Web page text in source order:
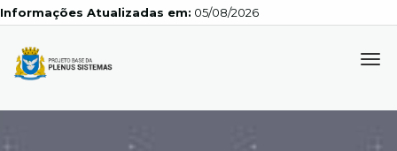
Atualizadas em: 05/08/2026